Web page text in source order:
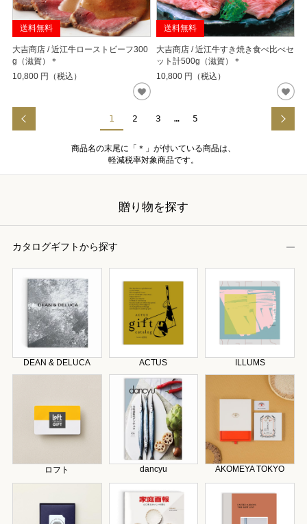
送料無料
大吉商店 / 近江牛ローストビーフ300
g（滋賀）＊
10,800 円（税込）
送料無料
大吉商店 / 近江牛すき焼き食べ比べセ
ット計500g（滋賀）＊
10,800 円（税込）
1 2 3 … 5
商品名の末尾に「＊」が付いている商品は、
軽減税率対象商品です。
贈り物を探す
カタログギフトから探す
DEAN & DELUCA ACTUS ILLUMS
ロフト dancyu AKOMEYA TOKYO